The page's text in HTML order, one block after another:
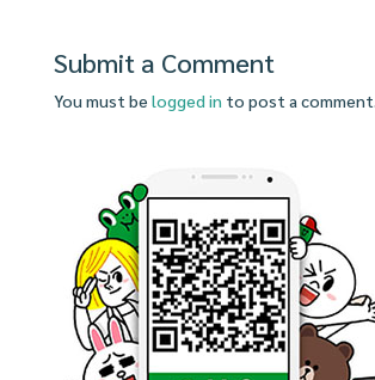
Submit a Comment
You must be logged in to post a comment.